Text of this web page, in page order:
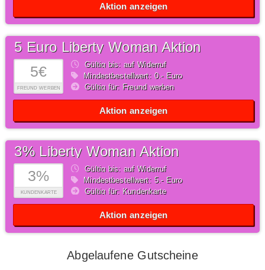
Aktion anzeigen
5€
FREUND WERBEN
5 Euro Liberty Woman Aktion
Gültig bis: auf Widerruf
Mindestbestellwert: 0,- Euro
Gültig für: Freund werben
Aktion anzeigen
3%
KUNDENKARTE
3% Liberty Woman Aktion
Gültig bis: auf Widerruf
Mindestbestellwert: 5,- Euro
Gültig für: Kundenkarte
Aktion anzeigen
Abgelaufene Gutscheine